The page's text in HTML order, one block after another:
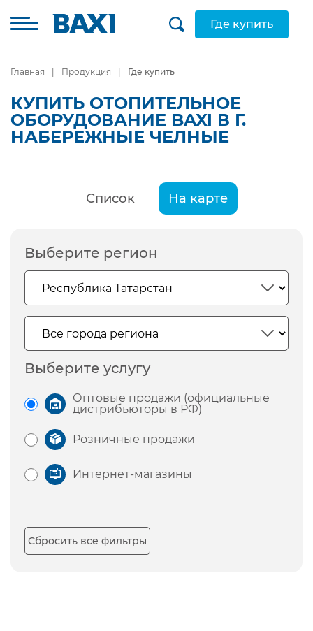
Где купить
Главная Продукция Где купить
КУПИТЬ ОТОПИТЕЛЬНОЕ
ОБОРУДОВАНИЕ BAXI В Г.
НАБЕРЕЖНЫЕ ЧЕЛНЫЕ
Список На карте
Выберите регион
Выберите услугу
Оптовые продажи (официальные
дистрибьюторы в РФ)
Розничные продажи
Интернет-магазины
Сбросить все фильтры